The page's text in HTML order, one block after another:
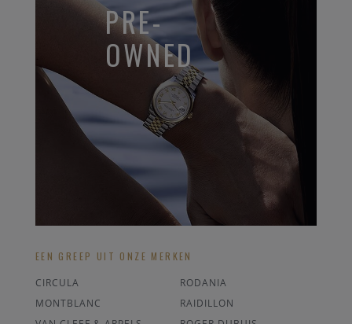
PRE-
OWNED
EEN GREEP UIT ONZE MERKEN
CIRCULA
RODANIA
MONTBLANC
RAIDILLON